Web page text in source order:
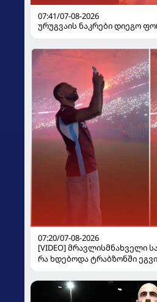
07:41/07-08-2026
ურუგვაის ნაკრები დიეგო
07:20/07-08-2026
[VIDEO] მრავლისმნახველი
რა ხდებოდა ტრაბზონში